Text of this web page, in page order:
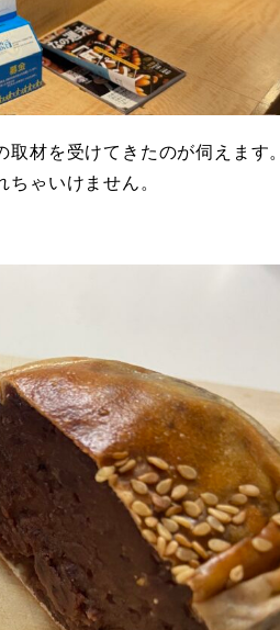
材を受けてきたのが伺えます。
ゃいけません。